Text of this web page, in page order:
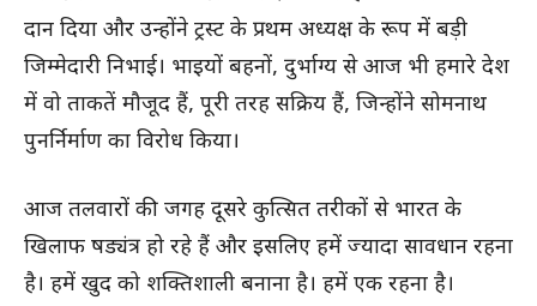
दान दिया और उन्होंने ट्रस्ट के प्रथम अध्यक्ष के रूप में बड़ी
जिम्मेदारी निभाई। भाइयों बहनों, दुर्भाग्य से आज भी हमारे देश
में वो ताकतें मौजूद हैं, पूरी तरह सक्रिय हैं, जिन्होंने सोमनाथ
पुनर्निर्माण का विरोध किया।
आज तलवारों की जगह दूसरे कुत्सित तरीकों से भारत के
खिलाफ षड्यंत्र हो रहे हैं और इसलिए हमें ज्यादा सावधान रहना
है। हमें खुद को शक्तिशाली बनाना है। हमें एक रहना है।